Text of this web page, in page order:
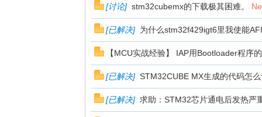
[讨论] stm32cubemx的下载极其困难。
[已解决] 为什么stm32f429igt6里我使能
【MCU实战经验】 IAP用Bootloader程序
[已解决] STM32CUBE MX生成的代码怎
[已解决] 求助：STM32芯片通电后发热